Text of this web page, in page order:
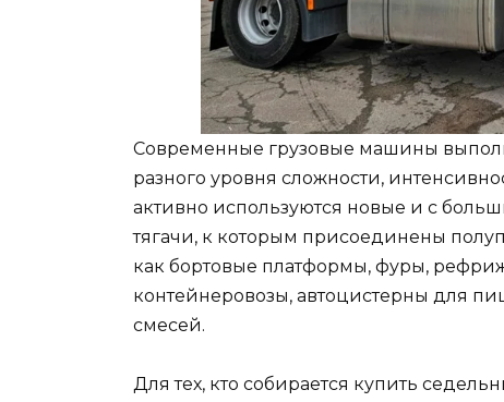
Современные грузовые машины
разного уровня сложности,
активно используются новые и с
тягачи, к которым присоединены
как бортовые платформы, фуры,
контейнеровозы, автоцистерны для
смесей.
Для тех, кто собирается купить